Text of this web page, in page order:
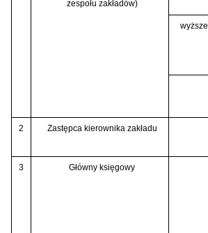
zespołu zakładów)
2 Zastępca kierownika zakładu
3 Główny księgowy